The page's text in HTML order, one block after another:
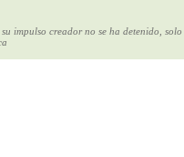
impulso creador no se ha detenido, solo